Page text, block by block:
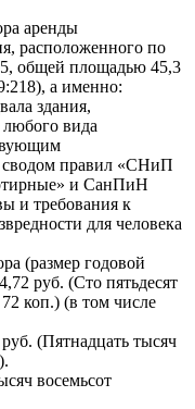
аренды
расположенного по
общей площадью 45,3
а именно:
здания,
любого вида
сводом правил «СНиП
и СанПиН
и требования к
для человека
(размер годовой
руб. (Сто пятьдесят
коп.) (в том числе
руб. (Пятнадцать тысяч
восемьсот